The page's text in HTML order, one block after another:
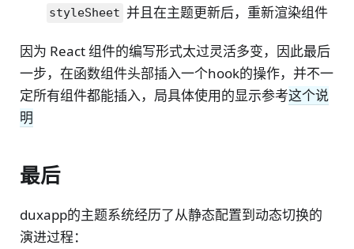
styleSheet 并且在主题更新后，重新渲染组件
因为 React 组件的编写形式太过灵活多变，因此最后
一步，在函数组件头部插入一个hook的操作，并不一
定所有组件都能插入，局具体使用的显示参考这个说
明
最后
duxapp的主题系统经历了从静态配置到动态切换的
演进过程：